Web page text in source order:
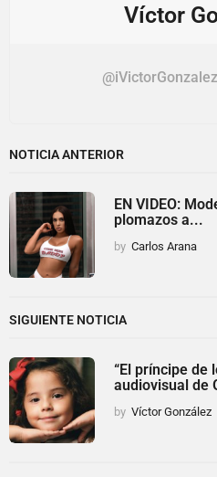
Víctor
NOTICIA ANTERIOR
EN VIDEO:
plomazos a...
by Carlos Arana
SIGUIENTE NOTICIA
“El príncipe de
audiovisual de
by Víctor González